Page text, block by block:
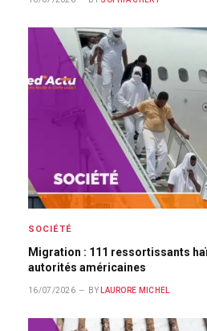
SOCIÉTÉ
Migration : 111 ressortissants
autorités américaines
16/07/2026 BY LAURORE MICHEL